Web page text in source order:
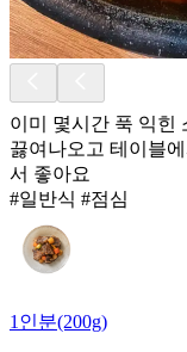
이미 몇시간 푹 익힌
끓여나오고 테이블
서 좋아요
#일반식 #점심
1인분(200g)